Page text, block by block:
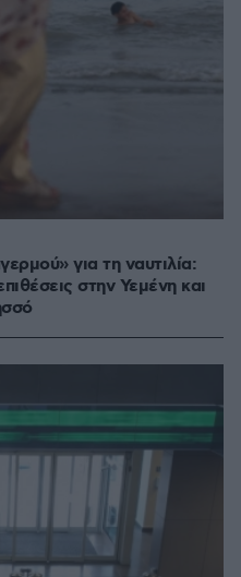
για τη ναυτιλία:
στην Υεμένη και